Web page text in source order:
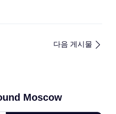
다음 게시물
Moscow